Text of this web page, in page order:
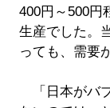
400円～500円
生産でした。
っても、需要
「日本がバ